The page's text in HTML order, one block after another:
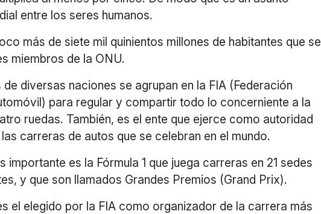
entre los seres humanos.
más de siete mil quinientos millones de habitantes que se
miembros de la ONU.
diversas naciones se agrupan en la FIA (Federación
para regular y compartir todo lo concerniente a la
ruedas. También, es el ente que ejerce como autoridad
carreras de autos que se celebran en el mundo.
importante es la Fórmula 1 que juega carreras en 21 sedes
y que son llamados Grandes Premios (Grand Prix).
el elegido por la FIA como organizador de la carrera más